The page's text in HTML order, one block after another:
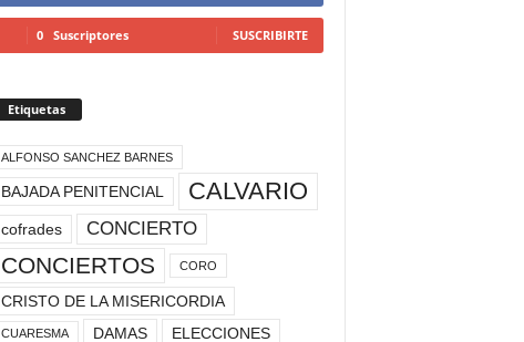
0 Suscriptores SUSCRIBIRTE
Etiquetas
ALFONSO SANCHEZ BARNES
BAJADA PENITENCIAL CALVARIO
cofrades CONCIERTO
CONCIERTOS CORO
CRISTO DE LA MISERICORDIA
CUARESMA DAMAS
ELECCIONES